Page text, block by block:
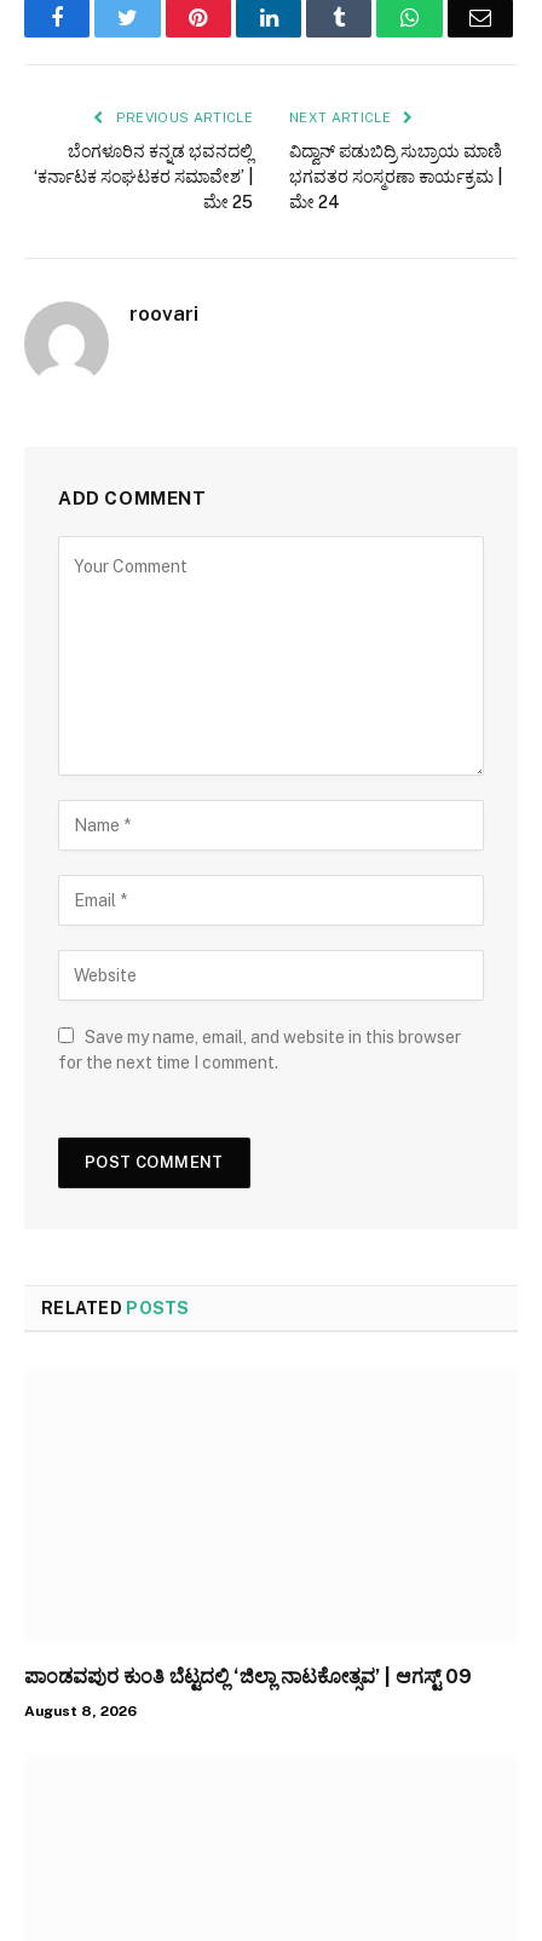
FacebookTwitter PinterestLinkedInTumblr WhatsAppEmail
PREVIOUS ARTICLE
ಬೆಂಗಳೂರಿನ ಕನ್ನಡ ಭವನದಲ್ಲಿ
‘ಕರ್ನಾಟಕ ಸಂಘಟಕರ ಸಮಾವೇಶ’ |
ಮೇ 25
NEXT ARTICLE
ವಿದ್ವಾನ್ ಪಡುಬಿದ್ರಿ ಸುಬ್ರಾಯ ಮಾಣಿ
ಭಗವತರ ಸಂಸ್ಮರಣಾ ಕಾರ್ಯಕ್ರಮ |
ಮೇ 24
roovari
ADD COMMENT
Save my name, email, and website in this browser
for the next time I comment.
RELATED POSTS
ಪಾಂಡವಪುರ ಕುಂತಿ ಬೆಟ್ಟದಲ್ಲಿ ‘ಜಿಲ್ಲಾ ನಾಟಕೋತ್ಸವ’ | ಆಗಸ್ಟ್ 09
August 8, 2026